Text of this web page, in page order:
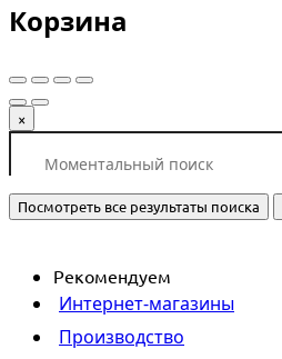
Корзина
×
Посмотреть все результаты поиска
Рекомендуем
Интернет-магазины
Производство